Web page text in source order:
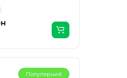
Популярний